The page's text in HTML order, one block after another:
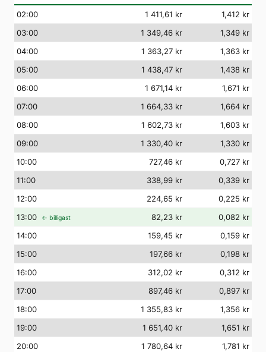
02:00 1 411,61 kr
1,412 kr
03:00 1 349,46 kr
1,349 kr
04:00 1 363,27 kr
1,363 kr
05:00 1 438,47 kr
1,438 kr
06:00 1 671,14 kr
1,671 kr
07:00 1 664,33 kr
1,664 kr
08:00 1 602,73 kr
1,603 kr
09:00 1 330,40 kr
1,330 kr
10:00 727,46 kr
0,727 kr
11:00 338,99 kr
0,339 kr
12:00 224,65 kr
0,225 kr
13:00 ← billigast 82,23 kr
0,082 kr
14:00 159,45 kr
0,159 kr
15:00 197,66 kr
0,198 kr
16:00 312,02 kr
0,312 kr
17:00 897,46 kr
0,897 kr
18:00 1 355,83 kr
1,356 kr
19:00 1 651,40 kr
1,651 kr
20:00 1 780,64 kr
1,781 kr